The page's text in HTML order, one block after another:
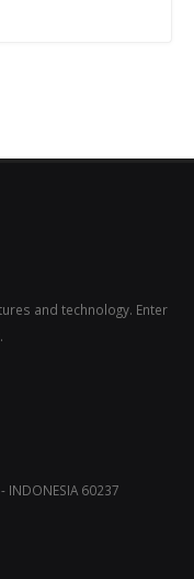
and technology. Enter
INDONESIA 60237